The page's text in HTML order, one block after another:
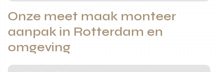
Onze meet maak monteer
aanpak in Rotterdam en
omgeving